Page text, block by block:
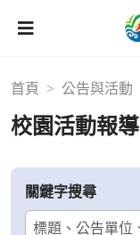
首頁 公告與活動
校園活動報導
關鍵字搜尋